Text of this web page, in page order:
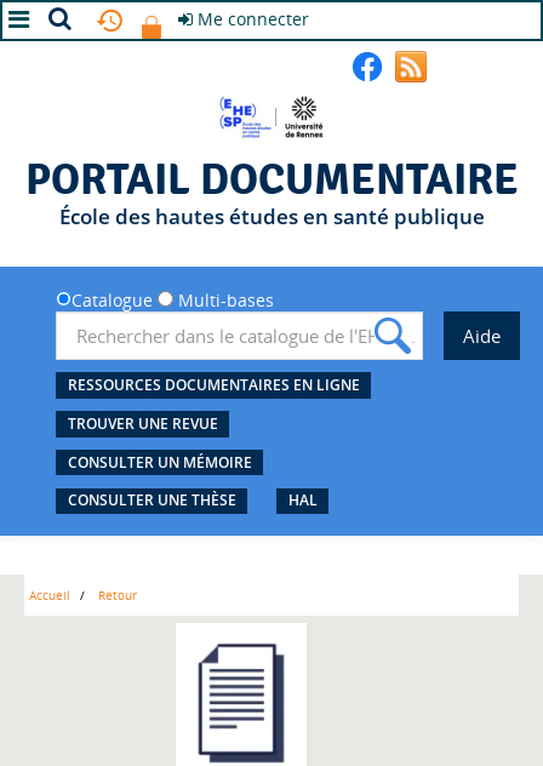
Me connecter
PORTAIL DOCUMENTAIRE
École des hautes études en santé publique
Catalogue Multi-bases
RESSOURCES DOCUMENTAIRES EN LIGNE
TROUVER UNE REVUE
CONSULTER UN MÉMOIRE
CONSULTER UNE THÈSE
HAL
Accueil Retour